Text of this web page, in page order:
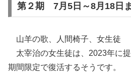
第２期 7月5日～8月18日
山羊の歌、人間椅子、女生徒
太宰治の女生徒は、2023年に提
期間限定で復活するそうです。